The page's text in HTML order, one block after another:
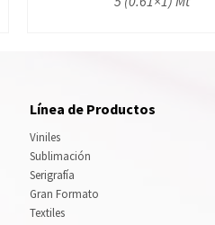
Línea de Productos
Viniles
Sublimación
Serigrafía
Gran Formato
Textiles